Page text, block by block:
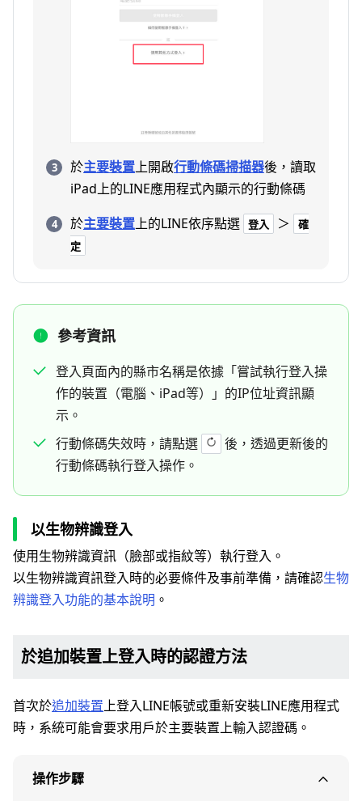
於主要裝置上開啟行動條碼掃描器後，讀取
iPad上的LINE應用程式內顯示的行動條碼
於主要裝置上的LINE依序點選 登入 ＞
確
定
參考資訊
登入頁面內的縣市名稱是依據「嘗試執行登入操
作的裝置（電腦、iPad等）」的IP位址資訊顯
示。
行動條碼失效時，請點選
後，透過更新後的
行動條碼執行登入操作。
以生物辨識登入
使用生物辨識資訊（臉部或指紋等）執行登入。
以生物辨識資訊登入時的必要條件及事前準備，請確認生物
辨識登入功能的基本說明 。
於追加裝置上登入時的認證方法
首次於追加裝置上登入LINE帳號或重新安裝LINE應用程式
時，系統可能會要求用戶於主要裝置上輸入認證碼。
操作步驟